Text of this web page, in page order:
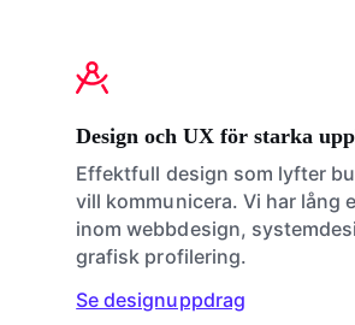
Design och UX för starka
Effektfull design som lyfter
vill kommunicera. Vi har lång
inom webbdesign,
grafisk profilering.
Se designuppdrag